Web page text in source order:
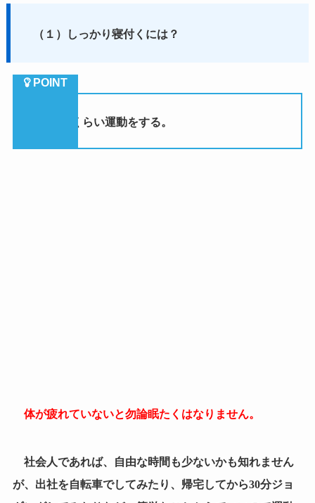
（１）しっかり寝付くには？
分くらい運動をする。
体が疲れていないと勿論眠たくはなりません。
社会人であれば、自由な時間も少ないかも知れません
が、出社を自転車でしてみたり、帰宅してから30分ジョ